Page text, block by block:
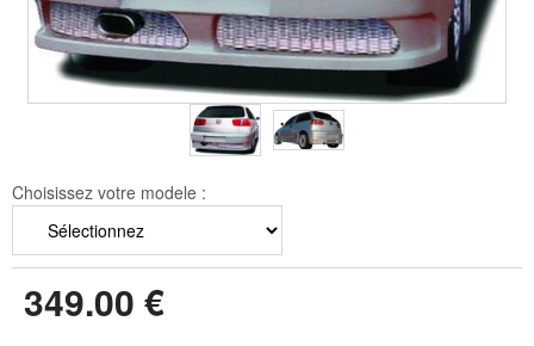
Choisissez votre modele :
349.00 €